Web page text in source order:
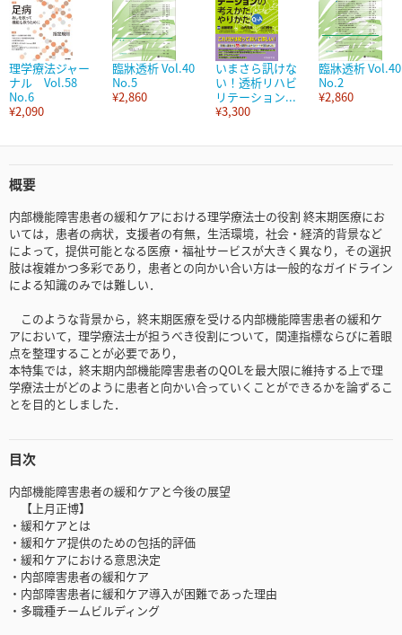
理学療法ジャー
ナル Vol.58
No.6
¥2,090
臨牀透析 Vol.40
No.5
¥2,860
いまさら訊けな
い！透析リハビ
リテーション...
¥3,300
臨牀透析 Vol.40
No.2
¥2,860
概要
内部機能障害患者の緩和ケアにおける理学療法士の役割 終末期医療にお
いては，患者の病状，支援者の有無，生活環境，社会・経済的背景など
によって，提供可能となる医療・福祉サービスが大きく異なり，その選択
肢は複雑かつ多彩であり，患者との向かい合い方は一般的なガイドライン
による知識のみでは難しい．
このような背景から，終末期医療を受ける内部機能障害患者の緩和ケ
アにおいて，理学療法士が担うべき役割について，関連指標ならびに着眼
点を整理することが必要であり，
本特集では，終末期内部機能障害患者のQOLを最大限に維持する上で理
学療法士がどのように患者と向かい合っていくことができるかを論ずるこ
とを目的としました．
目次
内部機能障害患者の緩和ケアと今後の展望
【上月正博】
・緩和ケアとは
・緩和ケア提供のための包括的評価
・緩和ケアにおける意思決定
・内部障害患者の緩和ケア
・内部障害患者に緩和ケア導入が困難であった理由
・多職種チームビルディング